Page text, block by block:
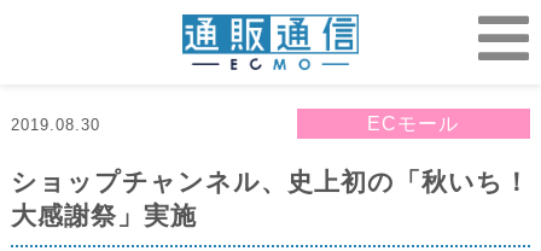
2019.08.30 ECモール
ショップチャンネル、史上初の「秋いち！
大感謝祭」実施